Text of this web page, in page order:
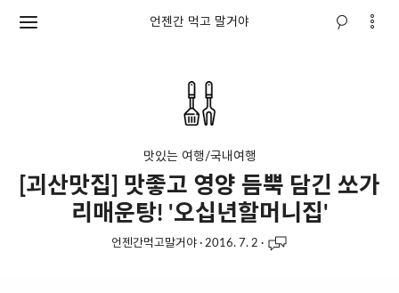
언젠간 먹고 말거야
맛있는 여행/국내여행
[괴산맛집] 맛좋고 영양 듬뿍 담긴 쏘가
리매운탕! '오십년할머니집'
언젠간먹고말거야· 2016. 7. 2 ·